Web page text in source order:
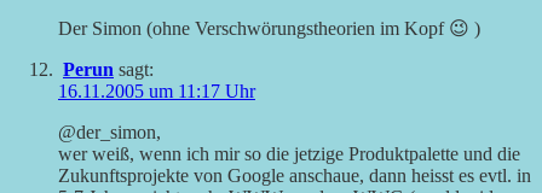
Der Simon (ohne Verschwörungstheorien im Kopf 😉 )
Perun sagt:
16.11.2005 um 11:17 Uhr
@der_simon,
wer weiß, wenn ich mir so die jetzige Produktpalette und die
Zukunftsprojekte von Google anschaue, dann heisst es evtl. in